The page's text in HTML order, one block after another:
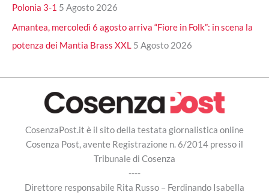
Polonia 3-1 5 Agosto 2026
Amantea, mercoledì 6 agosto arriva “Fiore in Folk”: in scena la
potenza dei Mantia Brass XXL 5 Agosto 2026
CosenzaPost.it è il sito della testata giornalistica online
Cosenza Post, avente Registrazione n. 6/2014 presso il
Tribunale di Cosenza
----
Direttore responsabile Rita Russo – Ferdinando Isabella